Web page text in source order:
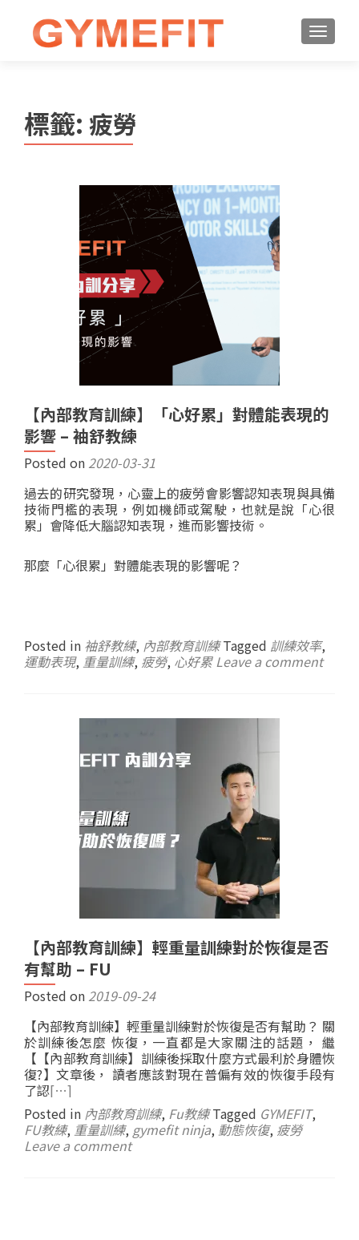
標籤: 疲勞
【內部教育訓練】「心好累」對體能表現的
影響 – 袖舒教練
Posted on 2020-03-31
過去的研究發現，心靈上的疲勞會影響認知表現與具備
技術門檻的表現，例如機師或駕駛，也就是說「心很
累」會降低大腦認知表現，進而影響技術。
那麼「心很累」對體能表現的影響呢？
Posted in 袖舒教練, 內部教育訓練 Tagged 訓練效率,
運動表現, 重量訓練, 疲勞, 心好累 Leave a comment
【內部教育訓練】輕重量訓練對於恢復是否
有幫助 – FU
Posted on 2019-09-24
【內部教育訓練】輕重量訓練對於恢復是否有幫助？ 關
於訓練後怎麼 恢復，一直都是大家關注的話題， 繼
【【內部教育訓練】訓練後採取什麼方式最利於身體恢
復?】文章後， 讀者應該對現在普偏有效的恢復手段有
了認[…]
Posted in 內部教育訓練, Fu教練 Tagged GYMEFIT,
FU教練, 重量訓練, gymefit ninja, 動態恢復, 疲勞
Leave a comment